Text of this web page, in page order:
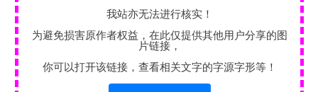
我站亦无法进行核实！
为避免损害原作者权益，在此仅提供其他用户分享的图
片链接，
你可以打开该链接，查看相关文字的字源字形等！